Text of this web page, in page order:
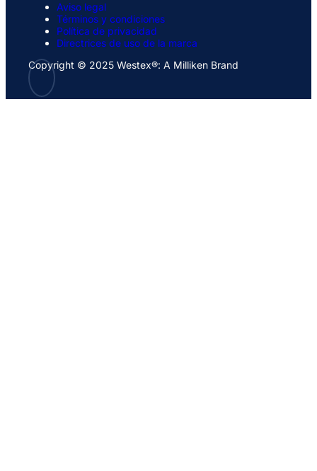
Aviso legal
Términos y condiciones
Política de privacidad
Directrices de uso de la marca
Copyright © 2025 Westex®: A Milliken Brand